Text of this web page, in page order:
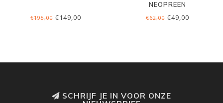
€195,00 €149,00
NEOPREEN
€62,00€49,00
SCHRIJF JE IN VOOR ONZE